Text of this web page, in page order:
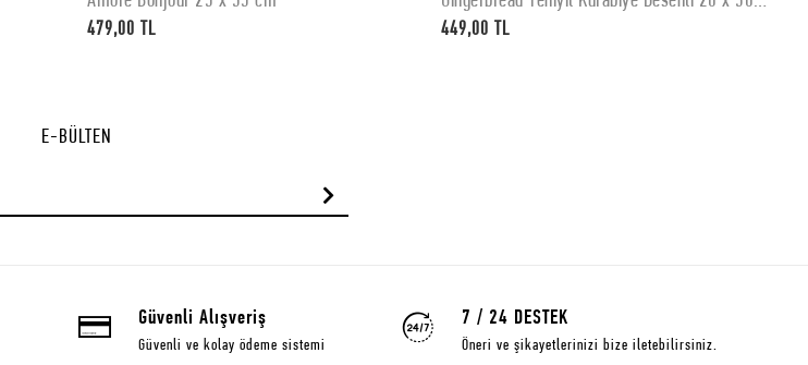
479,00 TL
cm
449,00 TL
E-BÜLTEN
Güvenli Alışveriş
Güvenli ve kolay ödeme sistemi
7 / 24 DESTEK
Öneri ve şikayetlerinizi bize iletebilirsiniz.